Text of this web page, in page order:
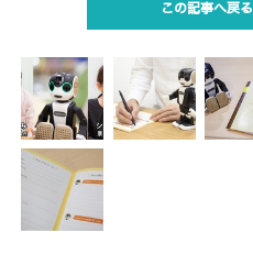
この記事へ戻る